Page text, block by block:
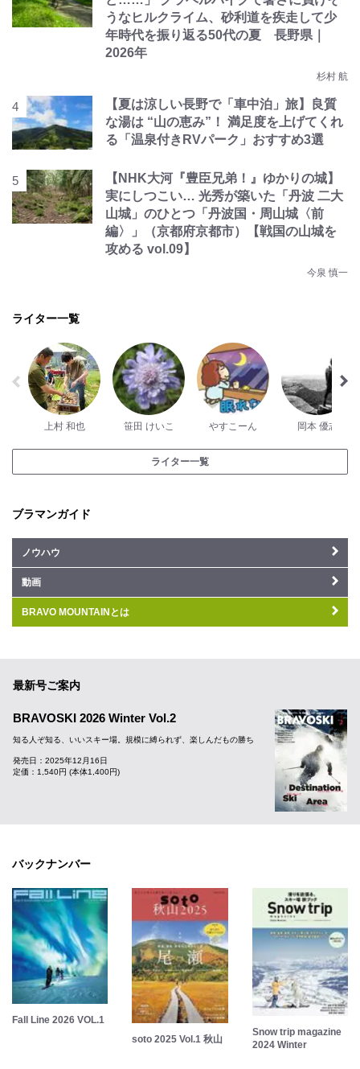
うなヒルクライム、砂利道を疾走して少
年時代を振り返る50代の夏 長野県｜
2026年
杉村 航
【夏は涼しい長野で「車中泊」旅】良質
な湯は “山の恵み”！ 満足度を上げてくれ
る「温泉付きRVパーク」おすすめ3選
【NHK大河『豊臣兄弟！』ゆかりの城】
実にしつこい… 光秀が築いた「丹波 二大
山城」のひとつ「丹波国・周山城〈前
編〉」（京都府京都市）【戦国の山城を
攻める vol.09】
今泉 慎一
ライター一覧
上村 和也 笹田 けいこ やすこーん 岡本 優志
ライター一覧
ブラマンガイド
ノウハウ
動画
BRAVO MOUNTAINとは
最新号ご案内
BRAVOSKI 2026 Winter Vol.2
知る人ぞ知る、いいスキー場。規模に縛られず、楽しんだもの勝ち
発売日：2025年12月16日
定価：1,540円 (本体1,400円)
バックナンバー
Fall Line 2026 VOL.1
soto 2025 Vol.1 秋山
Snow trip magazine
2024 Winter